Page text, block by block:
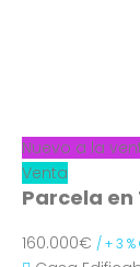
Nuevo a la
Venta
Parcela
160.000€ / + 3